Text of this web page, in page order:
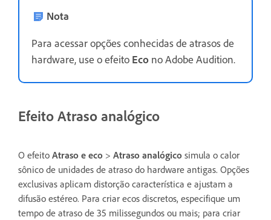
Nota
Para acessar opções conhecidas de atrasos de
hardware, use o efeito Eco no Adobe Audition.
Efeito Atraso analógico
O efeito Atraso e eco > Atraso analógico simula o calor
sônico de unidades de atraso do hardware antigas. Opções
exclusivas aplicam distorção característica e ajustam a
difusão estéreo. Para criar ecos discretos, especifique um
tempo de atraso de 35 milissegundos ou mais; para criar